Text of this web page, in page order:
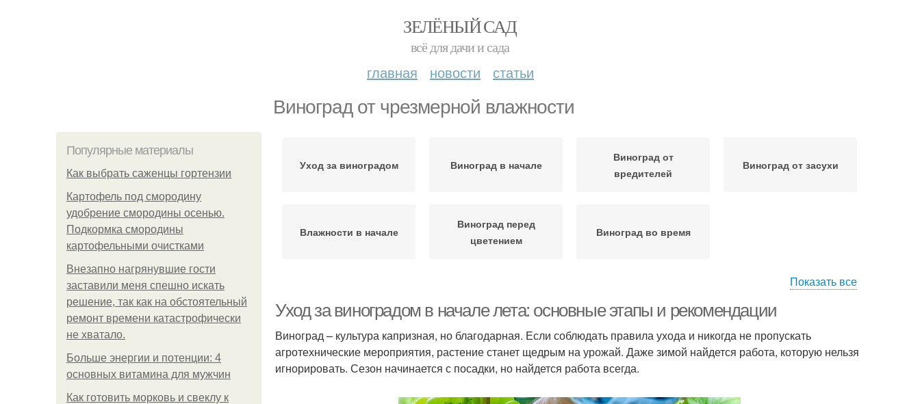
ЗЕЛЁНЫЙ САД
всё для дачи и сада
главная новости статьи
Виноград от чрезмерной влажности
Популярные материалы
Как выбрать саженцы гортензии
Картофель под смородину
удобрение смородины осенью.
Подкормка смородины
картофельными очистками
Внезапно нагрянувшие гости
заставили меня спешно искать
решение, так как на обстоятельный
ремонт времени катастрофически
не хватало.
Больше энергии и потенции: 4
основных витамина для мужчин
Как готовить морковь и свеклу к
Уход за виноградом Виноград в начале
Виноград от
вредителей
Виноград от засухи
Влажности в начале
Виноград перед
цветением
Виноград во время
Показать все
Уход за виноградом в начале лета: основные этапы и рекомендации
Виноград – культура капризная, но благодарная. Если соблюдать правила ухода и никогда не пропускать
агротехнические мероприятия, растение станет щедрым на урожай. Даже зимой найдется работа, которую нельзя
игнорировать. Сезон начинается с посадки, но найдется работа всегда.